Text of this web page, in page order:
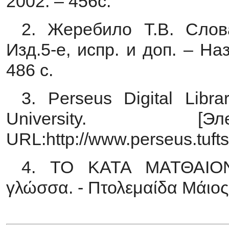
2. Жеребило Т.В.
Изд.5-е, испр. и доп. –
486 с.
3. Perseus Digital
University.
URL:http://
4. ΤΟ ΚΑΤΑ ΜΑΤΘΑΙΟΝ
γλώσσα. - Πτολεμαίδα